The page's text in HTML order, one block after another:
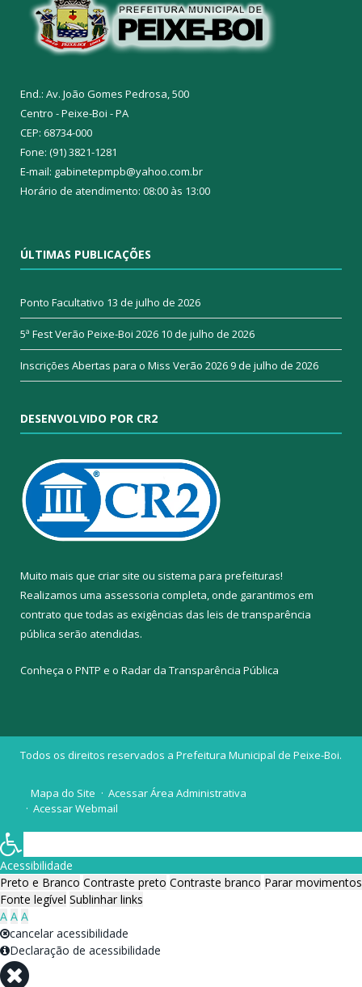
End.: Av. João Gomes Pedrosa, 500
Centro - Peixe-Boi - PA
CEP: 68734-000
Fone: (91) 3821-1281
E-mail: gabinetepmpb@yahoo.com.br
Horário de atendimento: 08:00 às 13:00
ÚLTIMAS PUBLICAÇÕES
Ponto Facultativo 13 de julho de 2026
5ª Fest Verão Peixe-Boi 2026 10 de julho de 2026
Inscrições Abertas para o Miss Verão 20269 de julho de 2026
DESENVOLVIDO POR CR2
Muito mais que criar site ou sistema para prefeituras!
Realizamos uma assessoria completa, onde garantimos em
contrato que todas as exigências das leis de transparência
pública serão atendidas.
Conheça o PNTP e o Radar da Transparência Pública
Todos os direitos reservados a Prefeitura Municipal de Peixe-Boi.
Mapa do Site
Acessar Área Administrativa
Acessar Webmail
Acessibilidade
Preto e Branco Contraste preto Contraste branco Parar movimentos
Fonte legível Sublinhar links
A A A
cancelar acessibilidade
Declaração de acessibilidade